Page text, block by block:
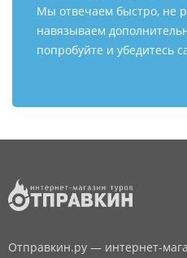
Мы отвечаем быстро, не
навязываем
попробуйте и убедитесь
Отправкин.ру — интернет-